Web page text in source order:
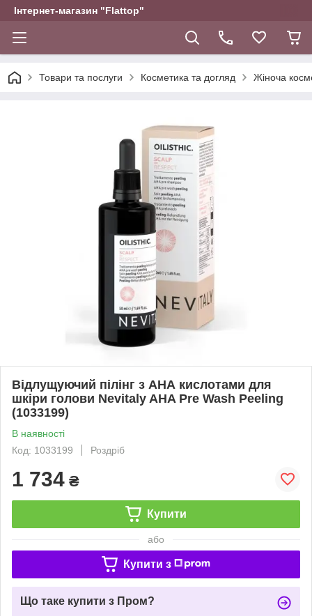
Інтернет-магазин "Flattop"
Товари та послуги Косметика та догляд Жіноча
Відлущуючий пілінг з АНА кислотами для
шкіри голови Nevitaly AHA Pre Wash Peeling
(1033199)
В наявності
Код: 1033199
Роздріб
1 734 ₴
Купити
або
Купити з
Що таке купити з Пром?